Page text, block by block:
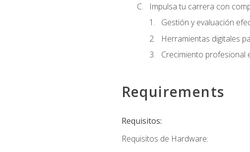
Impulsa tu carrera con
Gestión y evaluación
Herramientas digitales
Crecimiento profesional
Requirements
Requisitos:
Requisitos de Hardware: